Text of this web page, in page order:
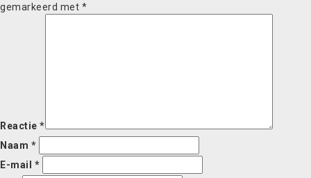
gemarkeerd met *
Reactie *
Naam *
E-mail *